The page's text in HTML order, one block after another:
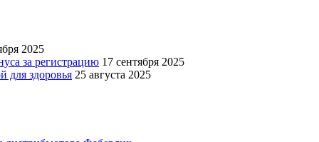
2025
за регистрацию 17 сентября 2025
для здоровья 25 августа 2025